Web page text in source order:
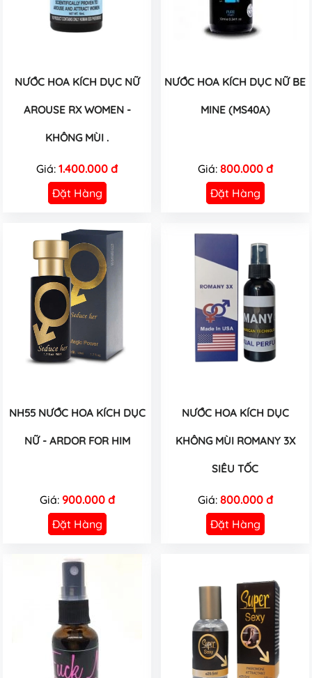
NƯỚC HOA KÍCH DỤC NỮ
AROUSE RX WOMEN -
KHÔNG MÙI .
Giá: 1.400.000 đ
Đặt Hàng
NƯỚC HOA KÍCH DỤC NỮ BE
MINE (MS40A)
Giá: 800.000 đ
Đặt Hàng
NH55 NƯỚC HOA KÍCH DỤC
NỮ - ARDOR FOR HIM
Giá: 900.000 đ
Đặt Hàng
NƯỚC HOA KÍCH DỤC
KHÔNG MÙI ROMANY 3X
SIÊU TỐC
Giá: 800.000 đ
Đặt Hàng